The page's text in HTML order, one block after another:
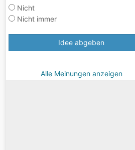
Nicht
Nicht immer
Idee abgeben
Alle Meinungen anzeigen